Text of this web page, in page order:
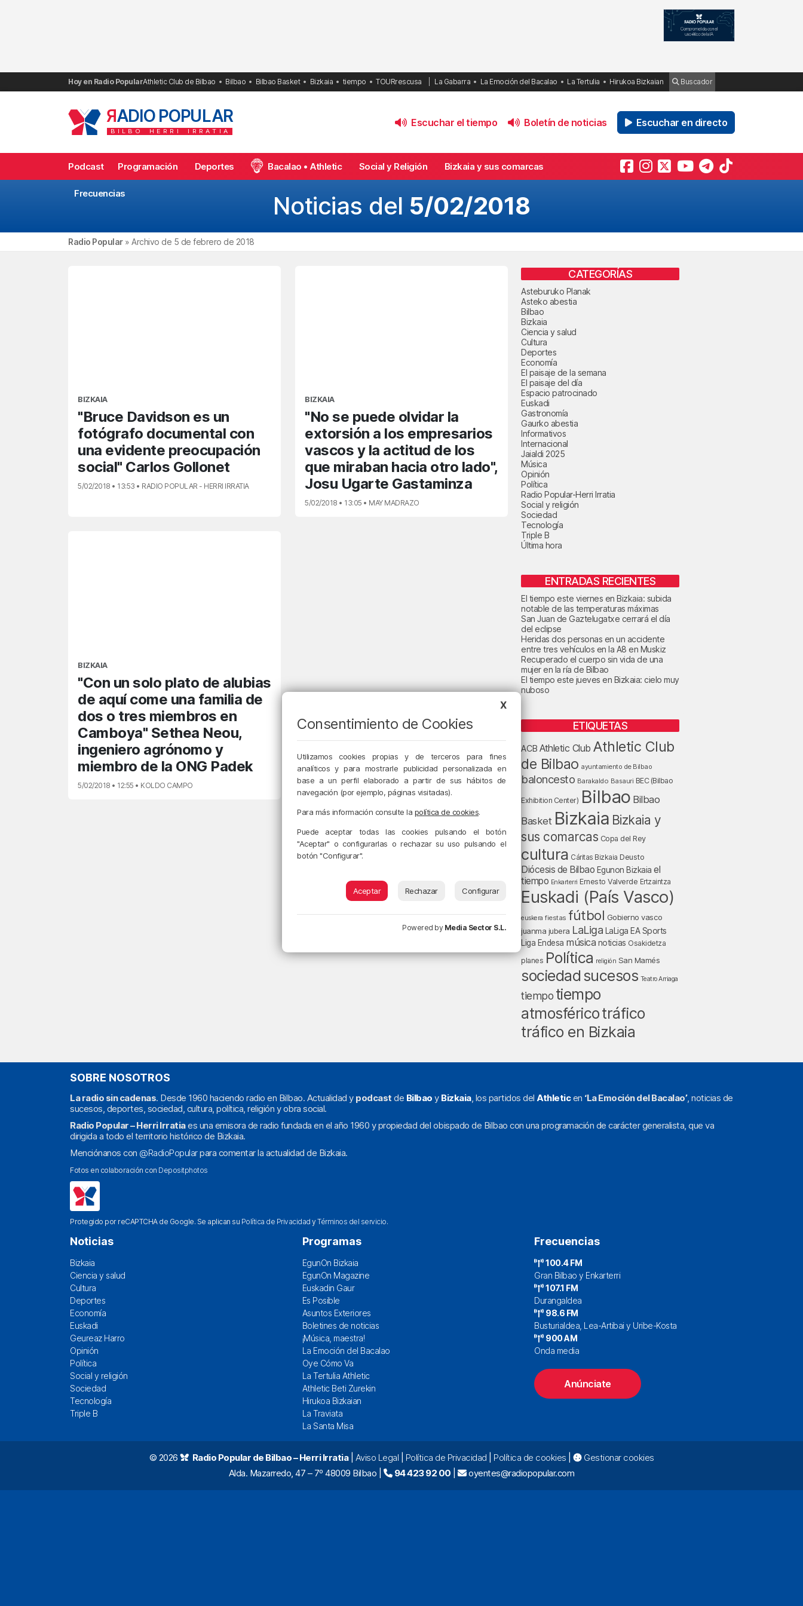
Hoy en Radio PopularAthletic Club de Bilbao Bilbao Bilbao Basket Bizkaia tiempo TOURrescusa La Gabarra La Emoción del Bacalao La Tertulia Hirukoa Bizkaian Buscador
RADIO POPULAR
BILBO HERRI IRRATIA
Escuchar el tiempo Boletín de noticias Escuchar en directo
Podcast Programación Deportes Bacalao • Athletic Social y Religión Bizkaia y sus comarcas
Frecuencias Noticias del 5/02/2018
Radio Popular» Archivo de 5 de febrero de 2018
BIZKAIA
"Bruce Davidson es un
fotógrafo documental con
una evidente preocupación
social" Carlos Gollonet
5/02/2018 • 13:53 • RADIO POPULAR - HERRI IRRATIA
BIZKAIA
"No se puede olvidar la
extorsión a los empresarios
vascos y la actitud de los
que miraban hacia otro lado",
Josu Ugarte Gastaminza
5/02/2018 • 13:05 • MAY MADRAZO
BIZKAIA
"Con un solo plato de alubias
de aquí come una familia de
dos o tres miembros en
Camboya" Sethea Neou,
ingeniero agrónomo y
miembro de la ONG Padek
5/02/2018 • 12:55 • KOLDO CAMPO
CATEGORÍAS
Asteburuko Planak
Asteko abestia
Bilbao
Bizkaia
Ciencia y salud
Cultura
Deportes
Economía
El paisaje de la semana
El paisaje del día
Espacio patrocinado
Euskadi
Gastronomía
Gaurko abestia
Informativos
Internacional
Jaialdi 2025
Música
Opinión
Política
Radio Popular-Herri Irratia
Social y religión
Sociedad
Tecnología
Triple B
Última hora
ENTRADAS RECIENTES
El tiempo este viernes en Bizkaia: subida
notable de las temperaturas máximas
San Juan de Gaztelugatxe cerrará el día
del eclipse
Heridas dos personas en un accidente
entre tres vehículos en la A8 en Muskiz
Recuperado el cuerpo sin vida de una
mujer en la ría de Bilbao
El tiempo este jueves en Bizkaia: cielo muy
nuboso
ETIQUETAS
ACB Athletic Club Athletic Club
de Bilbao ayuntamiento de Bilbao
baloncesto Barakaldo Basauri BEC (Bilbao
Exhibition Center) Bilbao Bilbao
Basket Bizkaia Bizkaia y
sus comarcas Copa del Rey
cultura Cáritas Bizkaia Deusto
Diócesis de Bilbao Egunon Bizkaia el
tiempo Enkarterri Ernesto Valverde Ertzaintza
Euskadi (País Vasco)
euskera fiestas fútbol Gobierno vasco
juanma jubera LaLiga LaLiga EA Sports
Liga Endesa música noticias Osakidetza
planes Política religión San Mamés
sociedad sucesos Teatro Arriaga
tiempo tiempo
atmosféricotráfico
tráfico en Bizkaia
SOBRE NOSOTROS
La radio sin cadenas. Desde 1960 haciendo radio en Bilbao. Actualidad y podcast de Bilbao y Bizkaia, los partidos del Athleticen ‘La Emoción del Bacalao’, noticias de
sucesos, deportes, sociedad, cultura, política, religión y obra social.
Radio Popular – Herri Irratiaes una emisora de radio fundada en el año 1960 y propiedad del obispado de Bilbao con una programación de carácter generalista, que va
dirigida a todo el territorio histórico de Bizkaia.
Menciónanos con @RadioPopularpara comentar la actualidad de Bizkaia.
Fotos en colaboración con Depositphotos
Protegido por reCAPTCHA de Google. Se aplican su Política de Privacidad yTérminos del servicio.
Noticias
Bizkaia
Ciencia y salud
Cultura
Deportes
Economía
Euskadi
Geureaz Harro
Opinión
Política
Social y religión
Sociedad
Tecnología
Triple B
Programas
EgunOn Bizkaia
EgunOn Magazine
Euskadin Gaur
Es Posible
Asuntos Exteriores
Boletines de noticias
¡Música, maestra!
La Emoción del Bacalao
Oye Cómo Va
La Tertulia Athletic
Athletic Beti Zurekin
Hirukoa Bizkaian
La Traviata
La Santa Misa
Frecuencias
100.4 FM
Gran Bilbao y Enkarterri
107.1 FM
Durangaldea
98.6 FM
Busturialdea, Lea-Artibai y Uribe-Kosta
900 AM
Onda media
Anúnciate
© 2026 Radio Popular de Bilbao – Herri Irratia| Aviso Legal Política de Privacidad Política de cookies
Gestionar cookies
Alda. Mazarredo, 47 – 7º 48009 Bilbao |
94 423 92 00 | oyentes@radiopopular.com
X
Consentimiento de Cookies
Utilizamos cookies propias y de terceros para fines
analíticos y para mostrarle publicidad personalizada en
base a un perfil elaborado a partir de sus hábitos de
navegación (por ejemplo, páginas visitadas).
Para más información consulte la política de cookies.
Puede aceptar todas las cookies pulsando el botón
"Aceptar" o configurarlas o rechazar su uso pulsando el
botón "Configurar".
Aceptar Rechazar Configurar
Powered by Media Sector S.L.